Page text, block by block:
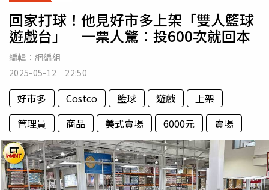
回家打球！他見好市多上架「雙人籃球
遊戲台」 一票人驚：投600次就回本
編輯： 網編組
2025-05-12 22:50
好市多 Costco 籃球 遊戲
上架
管理員
商品 美式賣場 6000元 賣場